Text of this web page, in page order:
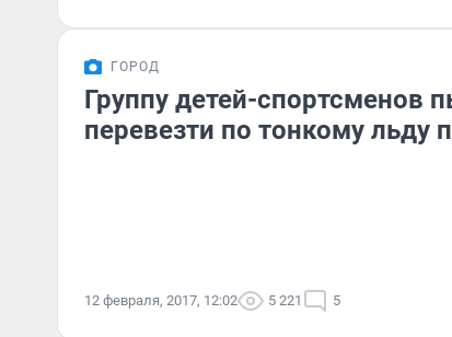
ГОРОД
Группу детей-спортсменов
перевезти по тонкому льду
12 февраля, 2017, 12:02 5 221 5